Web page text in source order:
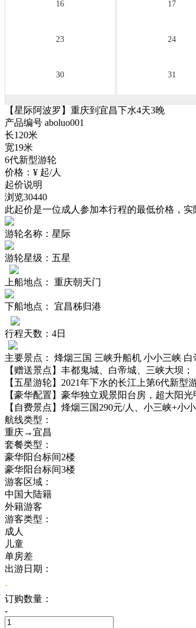
16 17
23 24
30 31
【星际阿波罗】重庆到宜昌下水4天3晚
产品编号 aboluo001
长120米
宽19米
6代新型游轮
价格： ¥ 起/人
起价说明
浏览30440
此起价是一位成人参加本行程的最低价格，
游轮名称： 星际
游轮星级： 五星
上船地点： 重庆朝天门
下船地点： 宜昌秭归港
行程天数： 4日
主要景点：
烽烟三国 三峡升船机 小小三峡
【赠送景点】 丰都鬼城、白帝城、三峡大坝；
【五星游轮】 2021年下水的长江上第6代新型
【豪华配置】 豪华独立观景阳台房，超大阳光
【自费景点】 烽烟三国290元/人、小三峡+小
航线类型：
重庆→宜昌
套餐类型：
豪华阳台标间2楼
豪华阳台标间3楼
游客区域：
中国大陆籍
外籍游客
游客类型：
成人
儿童
单房差
出游日期：
-
订购数量：
-